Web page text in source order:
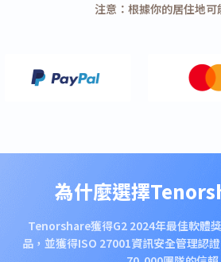
注意：根據你的居住地可
為什麼選擇
Tenorshare獲得G2 2024年最佳軟體
品，並獲得ISO 27001資訊安全管理認